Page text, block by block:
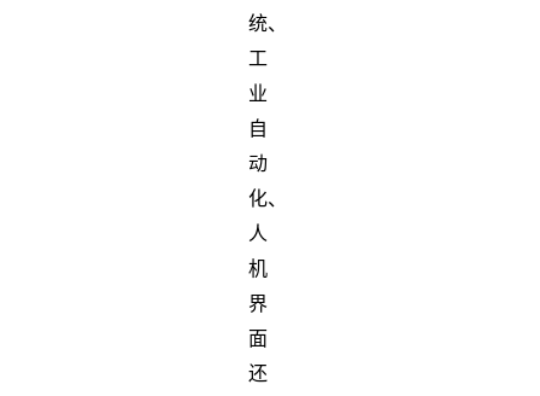
统、
工
业
自
动
化、
人
机
界
面
还